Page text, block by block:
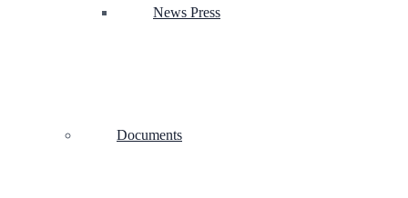
News Press
Documents